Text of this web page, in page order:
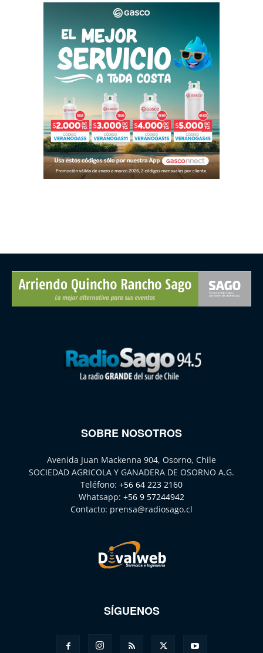
SOBRE NOSOTROS
Avenida Juan Mackenna 904, Osorno, Chile
SOCIEDAD AGRICOLA Y GANADERA DE OSORNO A.G.
Teléfono: +56 64 223 2160
Whatsapp: +56 9 57244942
Contacto: prensa@radiosago.cl
SÍGUENOS